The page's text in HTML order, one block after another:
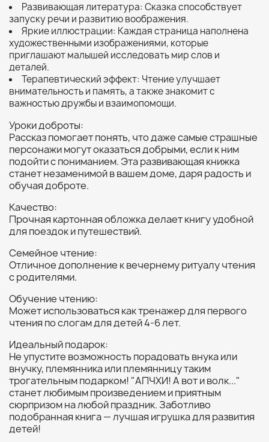
Развивающая литература: Сказка способствует
запуску речи и развитию воображения.
Яркие иллюстрации: Каждая страница наполнена
художественными изображениями, которые
приглашают малышей исследовать мир слов и
деталей.
Терапевтический эффект: Чтение улучшает
внимательность и память, а также знакомит с
важностью дружбы и взаимопомощи.
Уроки доброты:
Рассказ помогает понять, что даже самые страшные
персонажи могут оказаться добрыми, если к ним
подойти с пониманием. Эта развивающая книжка
станет незаменимой в вашем доме, даря радость и
обучая доброте.
Качество:
Прочная картонная обложка делает книгу удобной
для поездок и путешествий.
Семейное чтение:
Отличное дополнение к вечернему ритуалу чтения
с родителями.
Обучение чтению:
Может использоваться как тренажер для первого
чтения по слогам для детей 4-6 лет.
Идеальный подарок:
Не упустите возможность порадовать внука или
внучку, племянника или племянницу таким
трогательным подарком! "АПЧХИ! А вот и волк..."
станет любимым произведением и приятным
сюрпризом на любой праздник. Заботливо
подобранная книга — лучшая игрушка для развития
детей!